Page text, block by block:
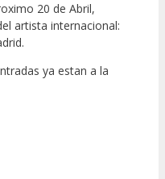
20 de Abril,
artista internacional:
ya estan a la